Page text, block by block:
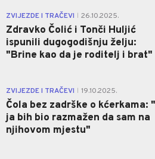
ZVIJEZDE I TRAČEVI 26.10.2025.
Zdravko Čolić i Tonči Huljić
ispunili dugogodišnju želju:
"Brine kao da je roditelj i brat"
ZVIJEZDE I TRAČEVI 19.10.2025.
Čola bez zadrške o kćerkama:
ja bih bio razmažen da sam na
njihovom mjestu"